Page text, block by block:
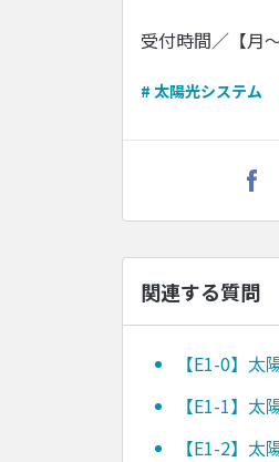
受付時間／【月
# 太陽光システム
関連する質問
【E1-0】太
【E1-1】太
【E1-2】太